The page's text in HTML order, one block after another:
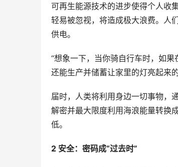
可再生能源技术的进步使得个人收
轻易被忽视，将造成极大浪费。人
供电。
“想象一下，当你骑自行车时，如
还能生产并储蓄让家里的灯亮起来
届时，人类将利用身边一切事物，
解密并最大限度利用海浪能量转换
低。
2 安全：密码成“过去时”